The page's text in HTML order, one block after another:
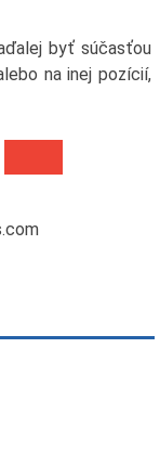
byť súčasťou
na inej pozícií,